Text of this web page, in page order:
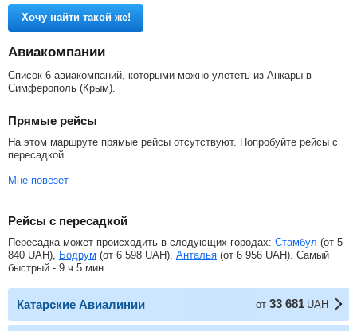
Хочу найти такой же!
Авиакомпании
Список 6 авиакомпаний, которыми можно улететь из Анкары в
Симферополь (Крым).
Прямые рейсы
На этом маршруте прямые рейсы отсутствуют. Попробуйте рейсы с
пересадкой.
Мне повезет
Рейсы с пересадкой
Пересадка может происходить в следующих городах: Стамбул (от 5
840 UAH), Бодрум (от 6 598 UAH), Анталья (от 6 956 UAH). Самый
быстрый - 9 ч 5 мин.
Катарские Авиалинии от 33 681 UAH